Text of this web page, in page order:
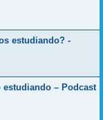
estudiando? -
– Podcast